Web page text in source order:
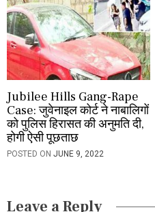
Jubilee Hills Gang-Rape
Case: जुवेनाइल कोर्ट ने नाबालिगों
को पुलिस हिरासत की अनुमति दी,
होगी ऐसी पूछताछ
POSTED ON JUNE 9, 2022
Leave a Reply